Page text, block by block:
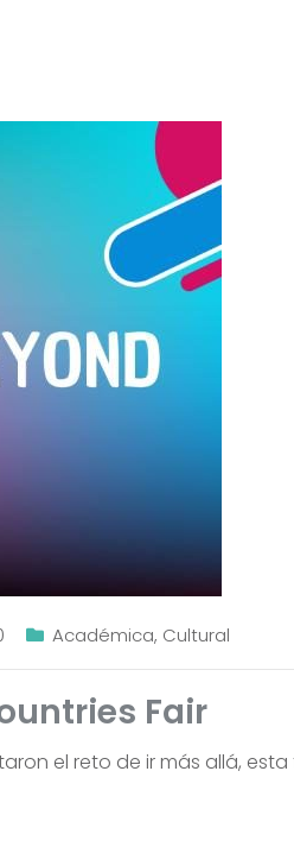
Académica, Cultural
Fair
el reto de ir más allá,